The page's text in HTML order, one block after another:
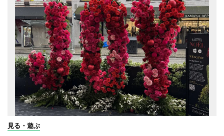
見る・遊ぶ